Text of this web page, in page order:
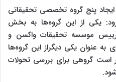
ایجاد پنج گروه تخصصی تحقیقاتی
یکی از این گروه‌ها به بخش
موسسه تحقیقات واکسن و
به عنوان یکی دیگراز این گروه‌ها
است گروهی برای بررسی تحولات